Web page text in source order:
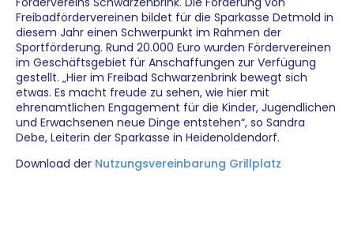
Freibadfördervereinen bildet für die Sparkasse Detmold in
diesem Jahr einen Schwerpunkt im Rahmen der
Sportförderung. Rund 20.000 Euro wurden Fördervereinen
im Geschäftsgebiet für Anschaffungen zur Verfügung
gestellt. „Hier im Freibad Schwarzenbrink bewegt sich
etwas. Es macht freude zu sehen, wie hier mit
ehrenamtlichen Engagement für die Kinder, Jugendlichen
und Erwachsenen neue Dinge entstehen“, so Sandra
Debe, Leiterin der Sparkasse in Heidenoldendorf.
Download der Nutzungsvereinbarung Grillplatz